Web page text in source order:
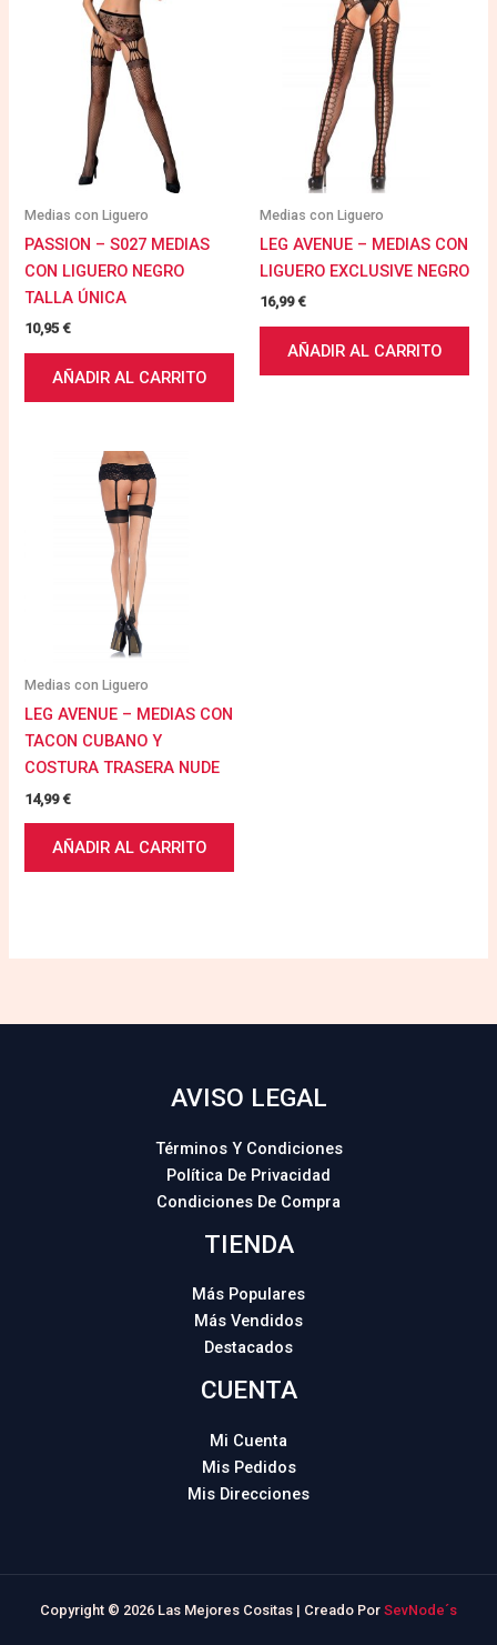
Medias con Liguero
PASSION – S027 MEDIAS
CON LIGUERO NEGRO
TALLA ÚNICA
10,95€
AÑADIR AL CARRITO
Medias con Liguero
LEG AVENUE – MEDIAS CON
LIGUERO EXCLUSIVE NEGRO
16,99€
AÑADIR AL CARRITO
Medias con Liguero
LEG AVENUE – MEDIAS CON
TACON CUBANO Y
COSTURA TRASERA NUDE
14,99€
AÑADIR AL CARRITO
AVISO LEGAL
Términos Y Condiciones
Política De Privacidad
Condiciones De Compra
TIENDA
Más Populares
Más Vendidos
Destacados
CUENTA
Mi Cuenta
Mis Pedidos
Mis Direcciones
Copyright © 2026 Las Mejores Cositas | Creado Por SevNode´s